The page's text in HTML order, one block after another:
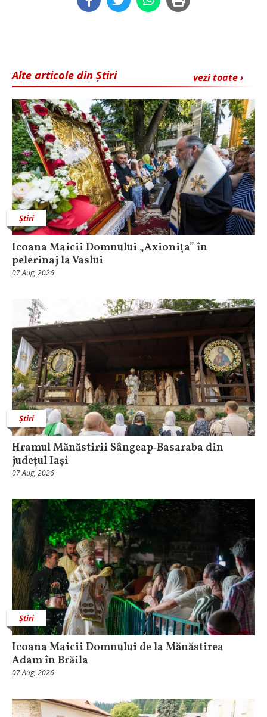
vezi toate ›
Alte articole din Știri
Știri
Icoana Maicii Domnului „Axionița” în
pelerinaj la Vaslui
07 Aug, 2026
Știri
Hramul Mănăstirii Sângeap‑Basaraba din
judeţul Iaşi
07 Aug, 2026
Știri
Icoana Maicii Domnului de la Mănăstirea
Adam în Brăila
07 Aug, 2026